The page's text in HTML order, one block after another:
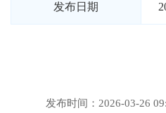
发布日期
发布时间：2026-03-26